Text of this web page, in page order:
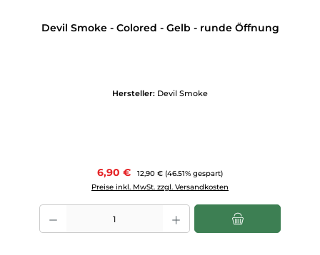
Devil Smoke - Colored - Gelb - runde Öffnung
Hersteller: Devil Smoke
Verkaufspreis:
6,90 € Regulärer Preis:
12,90 € (46.51% gespart)
Preise inkl. MwSt. zzgl. Versandkosten
Produkt Anzahl: Gib den gewünschten Wert ein oder benutze die